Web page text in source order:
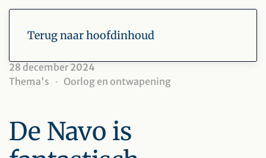
Terug naar hoofdinhoud
28 december 2024
Thema's
Oorlog en ontwapening
De Navo is